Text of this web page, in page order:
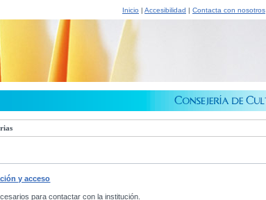
Inicio | Accesibilidad | Contacta con nosotros
y acceso
para contactar con la institución.